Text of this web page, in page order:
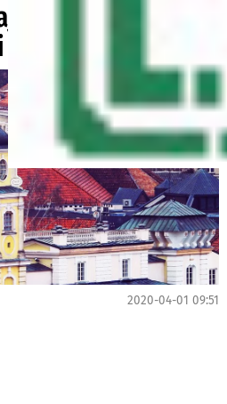
išmokos
Velykų
2020-04-01 09:51